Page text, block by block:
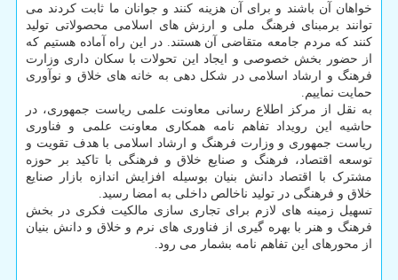
خواهان آن باشند و برای آن هزینه کنند و جوانان ما ثابت کردند می
توانند برمبنای فرهنگ ملی و ارزش های اسلامی محصولاتی تولید
کنند که مردم جامعه متقاضی آن هستند. در این راه آماده هستیم که
از حضور بخش خصوصی و ایجاد این تحولات با سکان داری وزارت
فرهنگ و ارشاد اسلامی در شکل دهی به خانه های خلاق و نوآوری
حمایت نماییم.
به نقل از مرکز اطلاع رسانی معاونت علمی ریاست جمهوری، در
حاشیه این رویداد تفاهم نامه همکاری معاونت علمی و فناوری
ریاست جمهوری و وزارت فرهنگ و ارشاد اسلامی با هدف تقویت و
توسعه اقتصاد، فرهنگ و صنایع خلاق و فرهنگی با تاکید بر حوزه
مشترک با اقتصاد دانش بنیان بوسیله افزایش اندازه بازار صنایع
خلاق و فرهنگی در تولید ناخالص داخلی به امضا رسید.
تسهیل زمینه های لازم برای تجاری سازی مالکیت فکری در بخش
فرهنگ و هنر با بهره گیری از فناوری های نرم و خلاق و دانش بنیان
از محورهای این تفاهم نامه بشمار می رود.